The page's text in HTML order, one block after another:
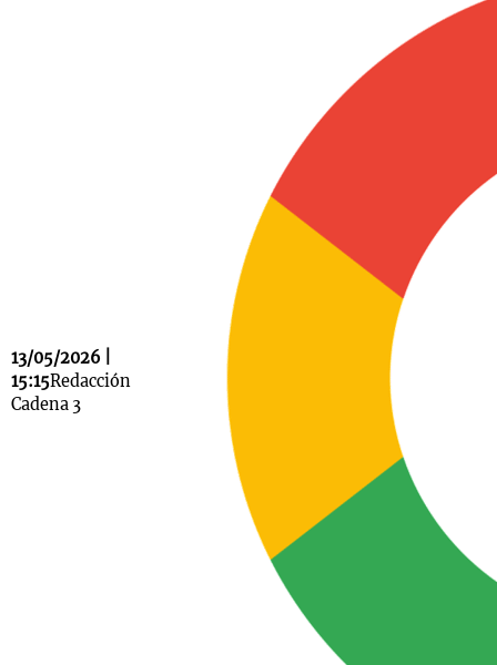
13/05/2026 |
15:15Redacción
Cadena 3